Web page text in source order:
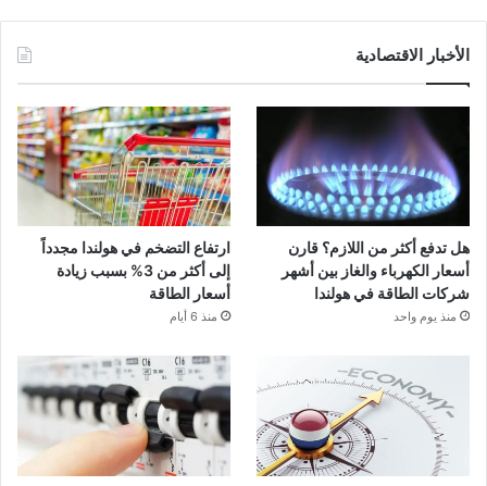
الأخبار الاقتصادية
هل تدفع أكثر من اللازم؟ قارن
أسعار الكهرباء والغاز بين أشهر
شركات الطاقة في هولندا
منذ يوم واحد
ارتفاع التضخم في هولندا مجدداً
إلى أكثر من 3% بسبب زيادة
أسعار الطاقة
منذ 6 أيام